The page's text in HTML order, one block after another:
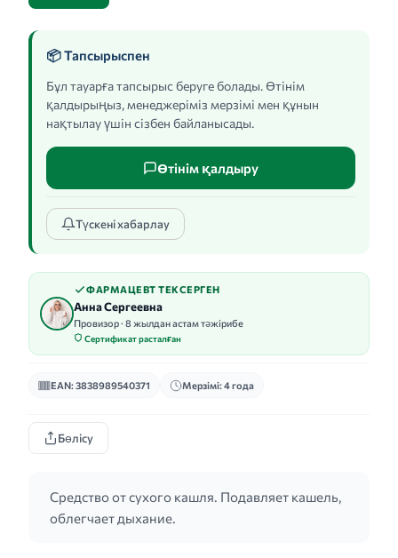
📦 Тапсырыспен
Бұл тауарға тапсырыс беруге болады. Өтінім
қалдырыңыз, менеджеріміз мерзімі мен құнын
нақтылау үшін сізбен байланысады.
Өтінім қалдыру
Түскені хабарлау
ФАРМАЦЕВТ ТЕКСЕРГЕН
Анна Сергеевна
Провизор · 8 жылдан астам тәжірибе
Сертификат расталған
EAN: 3838989540371 Мерзімі: 4 года
Бөлісу
Средство от сухого кашля. Подавляет кашель,
облегчает дыхание.